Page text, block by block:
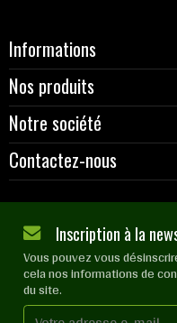
Informations
Nos produits
Notre société
Contactez-nous
Inscription à la
Vous pouvez vous
cela nos informations de
du site.